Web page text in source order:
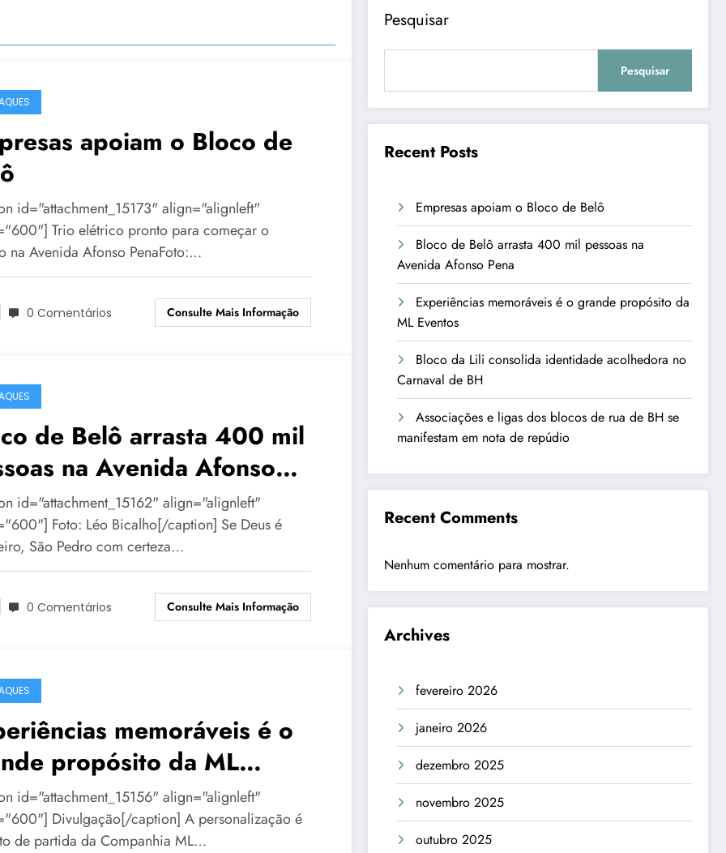
apoiam o Bloco de
id="attachment_15173" align="alignleft"
Trio elétrico pronto para começar o
na Avenida Afonso PenaFoto:…
0 Comentários Consulte Mais Informação
de Belô arrasta 400 mil
na Avenida Afonso
id="attachment_15162" align="alignleft"
Foto: Léo Bicalho[/caption] Se Deus é
São Pedro com certeza…
0 Comentários Consulte Mais Informação
memoráveis é o
propósito da ML
id="attachment_15156" align="alignleft"
Divulgação[/caption] A personalização é
de partida da Companhia ML…
Pesquisar
Pesquisar
Recent Posts
Empresas apoiam o Bloco de Belô
Bloco de Belô arrasta 400 mil pessoas na
Avenida Afonso Pena
Experiências memoráveis é o grande propósito da
ML Eventos
Bloco da Lili consolida identidade acolhedora no
Carnaval de BH
Associações e ligas dos blocos de rua de BH se
manifestam em nota de repúdio
Recent Comments
Nenhum comentário para mostrar.
Archives
fevereiro 2026
janeiro 2026
dezembro 2025
novembro 2025
outubro 2025